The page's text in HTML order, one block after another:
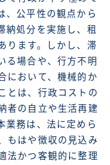
、公平性の観点から
納処分を実施し、租
ります。しかし、滞
る場合や、行方不明
において、機械的か
とは、行政コストの
者の自立や生活再建
業務は、法に定めら
もはや徴収の見込み
法かつ客観的に整理